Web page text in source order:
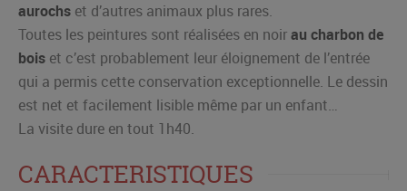
aurochs et d’autres animaux plus rares.
Toutes les peintures sont réalisées en noirau charbon de
bois et c’est probablement leur éloignement de l’entrée
qui a permis cette conservation exceptionnelle. Le dessin
est net et facilement lisible même par un enfant…
La visite dure en tout 1h40.
CARACTERISTIQUES